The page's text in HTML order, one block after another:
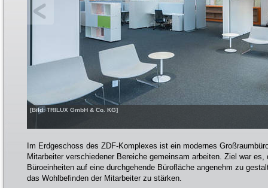
[Bild: TRILUX GmbH & Co. KG]
Im Erdgeschoss des ZDF-Komplexes ist ein modernes
Mitarbeiter verschiedener Bereiche gemeinsam arbeiten. Ziel war
Büroeinheiten auf eine durchgehende Bürofläche angenehm zu
das Wohlbefinden der Mitarbeiter zu stärken.